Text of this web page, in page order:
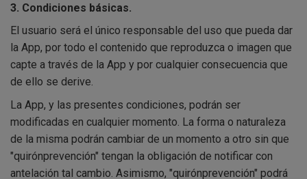
3. Condiciones básicas.
El usuario será el único responsable del uso que pueda dar
la App, por todo el contenido que reproduzca o imagen que
capte a través de la App y por cualquier consecuencia que
de ello se derive.
La App, y las presentes condiciones, podrán ser
modificadas en cualquier momento. La forma o naturaleza
de la misma podrán cambiar de un momento a otro sin que
"quirónprevención" tengan la obligación de notificar con
antelación tal cambio. Asimismo, "quirónprevención" podrá